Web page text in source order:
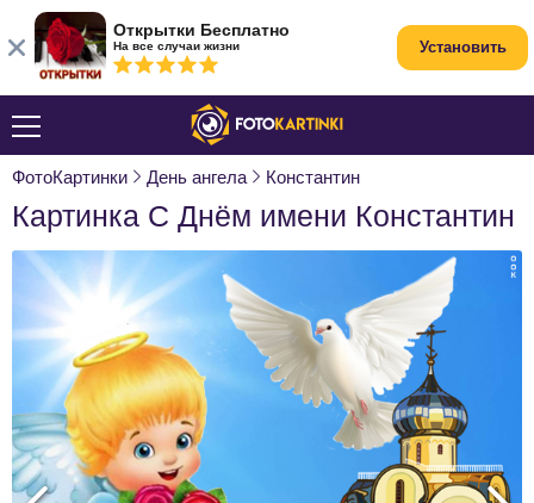
ФотоКартинки День ангела Константин
Картинка С Днём имени Константин
Открытки Бесплатно
На все случаи жизни Установить